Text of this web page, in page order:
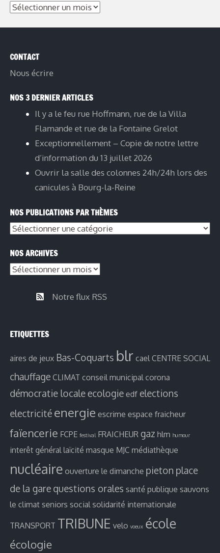
CONTACT
Nous écrire
NOS 3 DERNIER ARTICLES
Il y a le feu rue Hoffmann, rue de la Villa
Flamande et rue de la Fontaine Grelot
Exceptionnellement – Copie de notre lettre
d’information du 13 juillet 2026
Ouvrir la salle des colonnes 24h/24h lors des
canicules à Bourg-la-Reine
NOS PUBLICATIONS PAR THÈMES
NOS ARCHIVES
Notre flux RSS
ETIQUETTES
aires de jeux Bas-Coquarts blr cael CENTRE SOCIAL
chauffage CLIMAT conseil municipal corona
démocratie locale ecologie edf elections
electricité energie escrime espace fraicheur
faïencerie FCPE festival FRAICHEUR gaz hlm humour
interêt général laïcité masque MJC médiathèque
nucléaire ouverture le dimanche pieton place
de la gare questions orales santé publique sauvons
le climat seniors social solidarité internationale
TRANSPORT TRIBUNE velo voeux école
écologie